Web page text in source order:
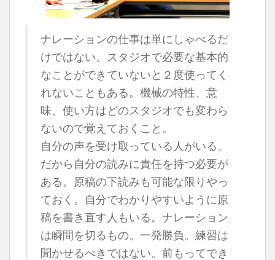
ナレーションの仕事は単にしゃべるだ
けではない。スタジオで必要な基本的
なことができていないと２度使ってく
れないこともある。機械の特性、意
味、使い方はどのスタジオでも変わら
ないので覚えておくこと。
自分の声を受け取っている人がいる。
だから自分の読みに責任を持つ必要が
ある。原稿の下読みも可能な限りやっ
ておく。自分でわかりやすいように原
稿を書き直す人もいる。ナレーション
は瞬間を切るもの。一発勝負。練習は
聞かせるべきではない。前もってでき